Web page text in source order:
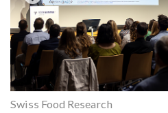
Swiss Food Research